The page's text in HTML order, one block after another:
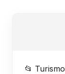
📂 Turismo